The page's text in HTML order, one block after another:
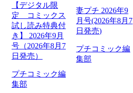
【デジタル限
定 コミックス
試し読み特典付
き】 2026年9月
号（2026年8月7
日発売）
プチコミック編
集部
妻プチ 2026年9
月号(2026年8月7
日発売)
プチコミック編
集部